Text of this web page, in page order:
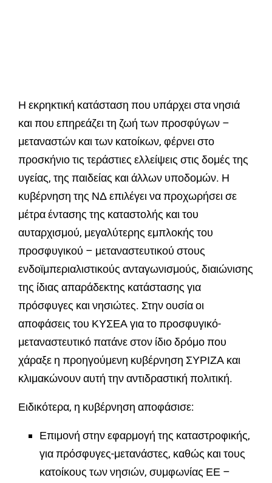
Η εκρηκτική κατάσταση που υπάρχει στα νησιά
και που επηρεάζει τη ζωή των προσφύγων –
μεταναστών και των κατοίκων, φέρνει στο
προσκήνιο τις τεράστιες ελλείψεις στις δομές της
υγείας, της παιδείας και άλλων υποδομών. Η
κυβέρνηση της ΝΔ επιλέγει να προχωρήσει σε
μέτρα έντασης της καταστολής και του
αυταρχισμού, μεγαλύτερης εμπλοκής του
προσφυγικού – μεταναστευτικού στους
ενδοϊμπεριαλιστικούς ανταγωνισμούς, διαιώνισης
της ίδιας απαράδεκτης κατάστασης για
πρόσφυγες και νησιώτες. Στην ουσία οι
αποφάσεις του ΚΥΣΕΑ για το προσφυγικό-
μεταναστευτικό πατάνε στον ίδιο δρόμο που
χάραξε η προηγούμενη κυβέρνηση ΣΥΡΙΖΑ και
κλιμακώνουν αυτή την αντιδραστική πολιτική.
Ειδικότερα, η κυβέρνηση αποφάσισε:
Επιμονή στην εφαρμογή της καταστροφικής,
για πρόσφυγες-μετανάστες, καθώς και τους
κατοίκους των νησιών, συμφωνίας ΕΕ –